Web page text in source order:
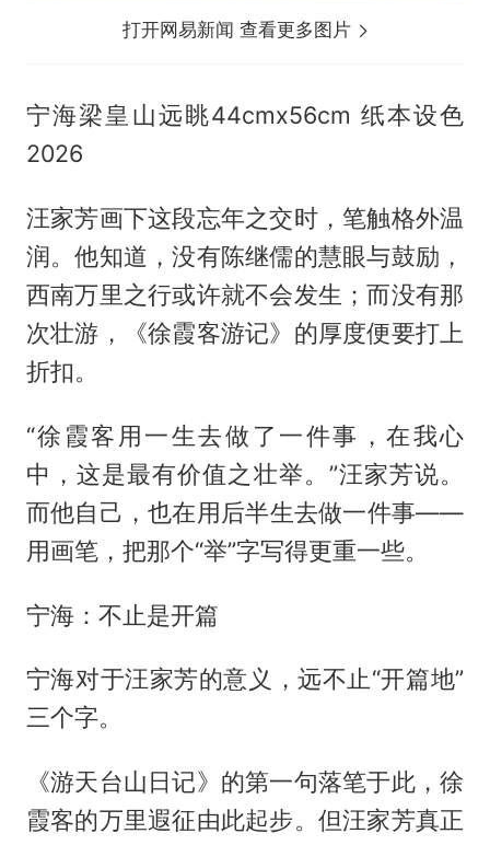
打开网易新闻 查看更多图片
宁海梁皇山远眺44cmx56cm 纸本设色
2026
汪家芳画下这段忘年之交时，笔触格外温
润。他知道，没有陈继儒的慧眼与鼓励，
西南万里之行或许就不会发生；而没有那
次壮游，《徐霞客游记》的厚度便要打上
折扣。
“徐霞客用一生去做了一件事，在我心
中，这是最有价值之壮举。”汪家芳说。
而他自己，也在用后半生去做一件事——
用画笔，把那个“举”字写得更重一些。
宁海：不止是开篇
宁海对于汪家芳的意义，远不止“开篇地”
三个字。
《游天台山日记》的第一句落笔于此，徐
霞客的万里遐征由此起步。但汪家芳真正